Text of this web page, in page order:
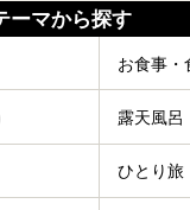
ーマから探す
お食事・
露天風呂
ひとり旅